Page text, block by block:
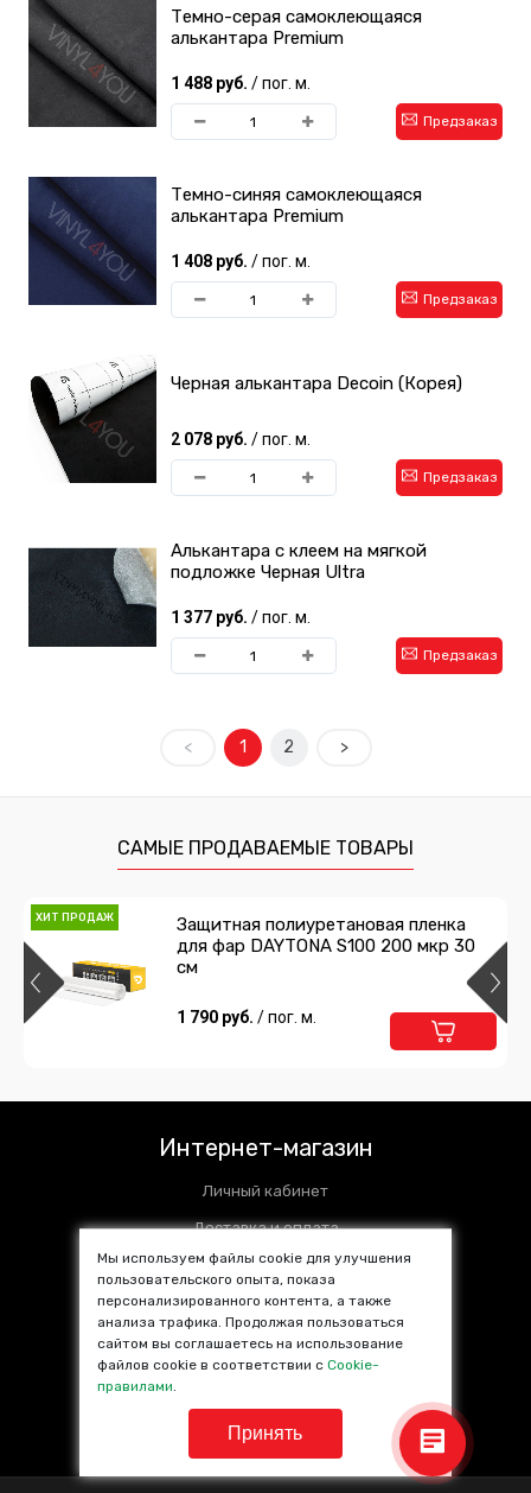
Темно-серая самоклеющаяся
алькантара Premium
1 488 руб. / пог. м.
Предзаказ
Темно-синяя самоклеющаяся
алькантара Premium
1 408 руб. / пог. м.
Предзаказ
Черная алькантара Decoin (Корея)
2 078 руб. / пог. м.
Предзаказ
Алькантара с клеем на мягкой
подложке Черная Ultra
1 377 руб. / пог. м.
Предзаказ
< 1 2 >
САМЫЕ ПРОДАВАЕМЫЕ ТОВАРЫ
ХИТ ПРОДАЖ
Защитная полиуретановая пленка
для фар DAYTONA S100 200 мкр 30
см
1 790 руб. / пог. м.
Интернет-магазин
Личный кабинет
Доставка и оплата
Установочные центры
Контакты
SALE %
Популярные товары
Мы используем файлы cookie для улучшения
пользовательского опыта, показа
персонализированного контента, а также
анализа трафика. Продолжая пользоваться
сайтом вы соглашаетесь на использование
файлов cookie в соответствии сCookie-
правилами.
Принять